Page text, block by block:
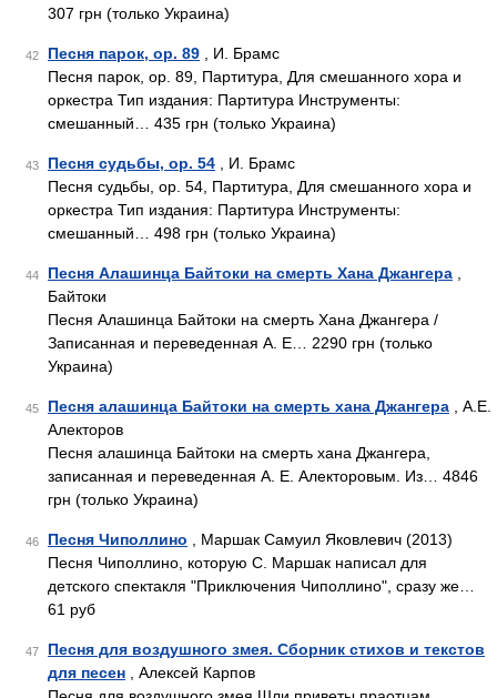
307 грн (только Украина)
42 Песня парок, ор. 89 , И. Брамс
Песня парок, ор. 89, Партитура, Для смешанного хора и
оркестра Тип издания: Партитура Инструменты:
смешанный… 435 грн (только Украина)
43 Песня судьбы, ор. 54 , И. Брамс
Песня судьбы, ор. 54, Партитура, Для смешанного хора и
оркестра Тип издания: Партитура Инструменты:
смешанный… 498 грн (только Украина)
44 Песня Алашинца Байтоки на смерть Хана Джангера
Байтоки
Песня Алашинца Байтоки на смерть Хана Джангера /
Записанная и переведенная А. Е… 2290 грн (только
Украина)
45 Песня алашинца Байтоки на смерть хана Джангера , А.Е.
Алекторов
Песня алашинца Байтоки на смерть хана Джангера,
записанная и переведенная А. Е. Алекторовым. Из… 4846
грн (только Украина)
46 Песня Чиполлино , Маршак Самуил Яковлевич (2013)
Песня Чиполлино, которую С. Маршак написал для
детского спектакля "Приключения Чиполлино", сразу же…
61 руб
47
Песня для воздушного змея. Сборник стихов и текстов
для песен , Алексей Карпов